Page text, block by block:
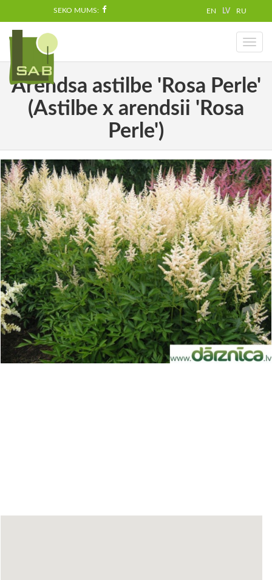
SEKO MUMS: EN LV RU
Toggle
Ārendsa astilbe 'Rosa Perle'
(Astilbe x arendsii 'Rosa
Perle')